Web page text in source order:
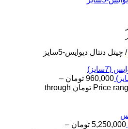
/ چیتل دنتال دیوایس-5سایز
960,000 تومان –
Price range: 575,000 تومان through
5,250,000 تومان –